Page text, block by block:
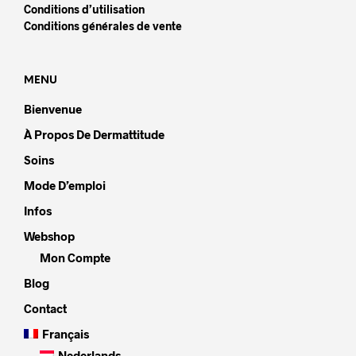
Conditions d’utilisation
Conditions générales de vente
MENU
Bienvenue
À Propos De Dermattitude
Soins
Mode D’emploi
Infos
Webshop
Mon Compte
Blog
Contact
Français